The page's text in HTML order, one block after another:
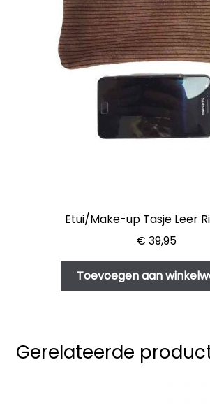
Etui/Make-up Tasje Leer
€ 39,95
Toevoegen aan
Gerelateerde